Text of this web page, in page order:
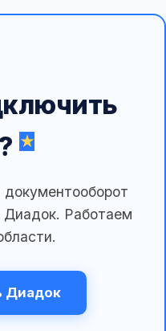
Работаем
Диадок